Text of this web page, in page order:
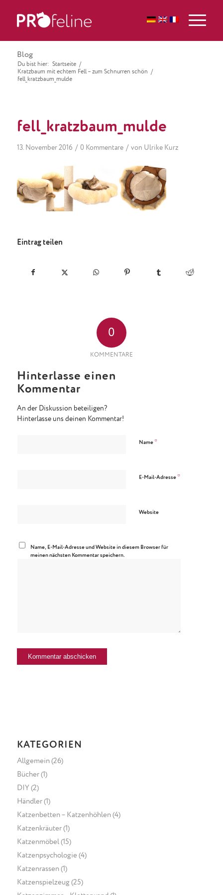
Blog
Du bist hier: Startseite /
Kratzbaum mit echtem Fell – zum Schnurren schön /
fell_kratzbaum_mulde
fell_kratzbaum_mulde
13. November 2016 / 0 Kommentare / von Ulrike Kurz
Eintrag teilen
0
KOMMENTARE
Hinterlasse einen
Kommentar
An der Diskussion beteiligen?
Hinterlasse uns deinen Kommentar!
Name *
E-Mail-Adresse *
Website
Name, E-Mail-Adresse und Website in diesem Browser für
meinen nächsten Kommentar speichern.
KATEGORIEN
Allgemein(26)
Bücher(1)
DIY (2)
Händler(1)
Katzenbetten – Katzenhöhlen(4)
Katzenkräuter(1)
Katzenmöbel (15)
Katzenpsychologie (4)
Katzenrassen(1)
Katzenspielzeug(25)